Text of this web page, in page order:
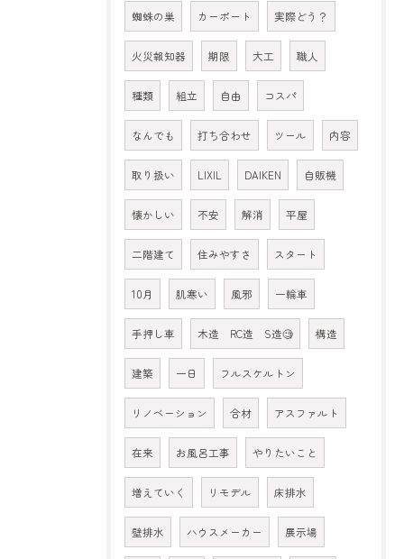
蜘蛛の巣 カーポート 実際どう？
火災報知器 期限 大工 職人
種類 組立 自由 コスパ
なんでも 打ち合わせ ツール 内容
取り扱い LIXIL DAIKEN 自販機
懐かしい 不安 解消 平屋
二階建て 住みやすさ スタート
10月 肌寒い 風邪 一輪車
手押し車 木造 RC造 S造🧐 構造
建築 一日 フルスケルトン
リノベーション 合材 アスファルト
在来 お風呂工事 やりたいこと
増えていく リモデル 床排水
壁排水 ハウスメーカー 展示場